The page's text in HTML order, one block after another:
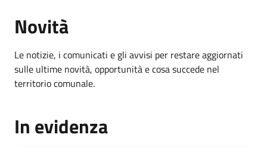
Novità
Le notizie, i comunicati e gli avvisi per restare aggiornati
sulle ultime novità, opportunità e cosa succede nel
territorio comunale.
In evidenza